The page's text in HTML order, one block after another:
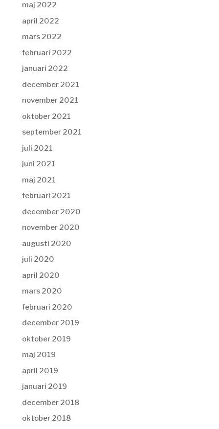
maj 2022
april 2022
mars 2022
februari 2022
januari 2022
december 2021
november 2021
oktober 2021
september 2021
juli 2021
juni 2021
maj 2021
februari 2021
december 2020
november 2020
augusti 2020
juli 2020
april 2020
mars 2020
februari 2020
december 2019
oktober 2019
maj 2019
april 2019
januari 2019
december 2018
oktober 2018